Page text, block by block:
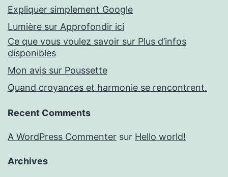
Expliquer simplement Google
Lumière sur Approfondir ici
Ce que vous voulez savoir sur Plus d’infos
disponibles
Mon avis sur Poussette
Quand croyances et harmonie se rencontrent.
Recent Comments
A WordPress Commenter sur Hello world!
Archives